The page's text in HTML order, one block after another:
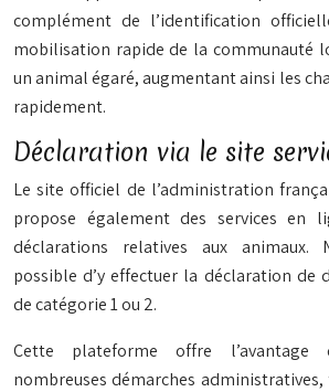
complément de l’identification
mobilisation rapide de la communauté
un animal égaré, augmentant ainsi les
rapidement.
Déclaration via le site
Le site officiel de l’administration
propose également des services en
déclarations relatives aux
possible d’y effectuer la déclaration de
de catégorie 1 ou 2.
Cette plateforme offre l’avantage
nombreuses démarches